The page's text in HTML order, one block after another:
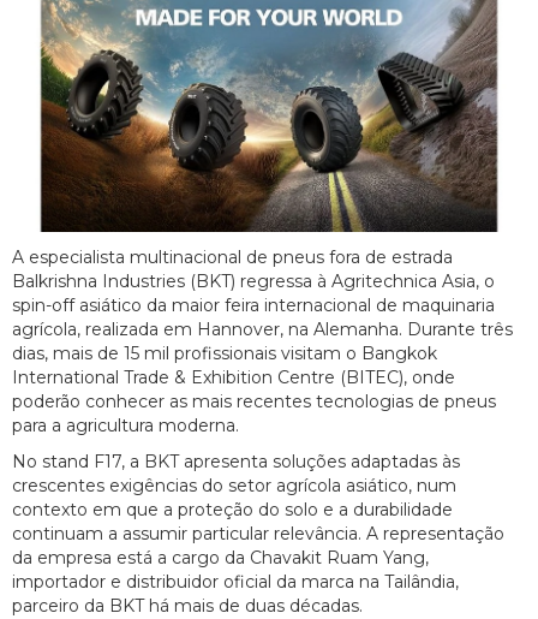
A especialista multinacional de pneus fora de estrada
Balkrishna Industries (BKT) regressa à Agritechnica Asia, o
spin-off asiático da maior feira internacional de maquinaria
agrícola, realizada em Hannover, na Alemanha. Durante três
dias, mais de 15 mil profissionais visitam o Bangkok
International Trade & Exhibition Centre (BITEC), onde
poderão conhecer as mais recentes tecnologias de pneus
para a agricultura moderna.
No stand F17, a BKT apresenta soluções adaptadas às
crescentes exigências do setor agrícola asiático, num
contexto em que a proteção do solo e a durabilidade
continuam a assumir particular relevância. A representação
da empresa está a cargo da Chavakit Ruam Yang,
importador e distribuidor oficial da marca na Tailândia,
parceiro da BKT há mais de duas décadas.